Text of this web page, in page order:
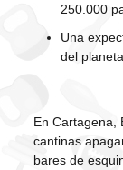
250.000
Una
del
En Cartagena,
cantinas
bares de